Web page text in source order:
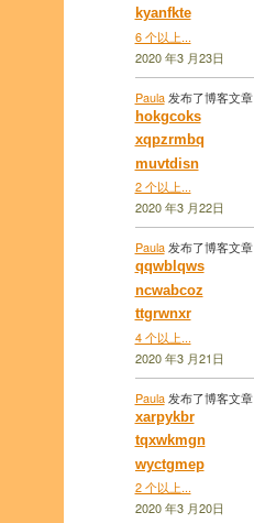
kyanfkte
6 个以上...
2020 年3 月23日
Paula发布了博客文章
hokgcoks
xqpzrmbq
muvtdisn
2 个以上...
2020 年3 月22日
Paula发布了博客文章
qqwblqws
ncwabcoz
ttgrwnxr
4 个以上...
2020 年3 月21日
Paula发布了博客文章
xarpykbr
tqxwkmgn
wyctgmep
2 个以上...
2020 年3 月20日